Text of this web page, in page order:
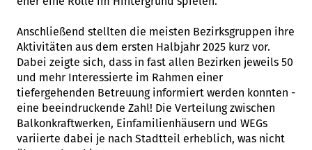
Anschließend stellten die meisten Bezirksgruppen ihre
Aktivitäten aus dem ersten Halbjahr 2025 kurz vor.
Dabei zeigte sich, dass in fast allen Bezirken jeweils 50
und mehr Interessierte im Rahmen einer
tiefergehenden Betreuung informiert werden konnten -
eine beeindruckende Zahl! Die Verteilung zwischen
Balkonkraftwerken, Einfamilienhäusern und WEGs
variierte dabei je nach Stadtteil erheblich, was nicht